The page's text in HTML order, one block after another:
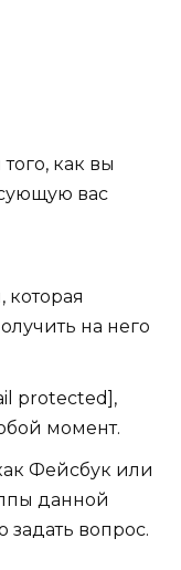
как вы
вас
которая
на него
protected] ,
момент.
Фейсбук или
данной
вопрос.